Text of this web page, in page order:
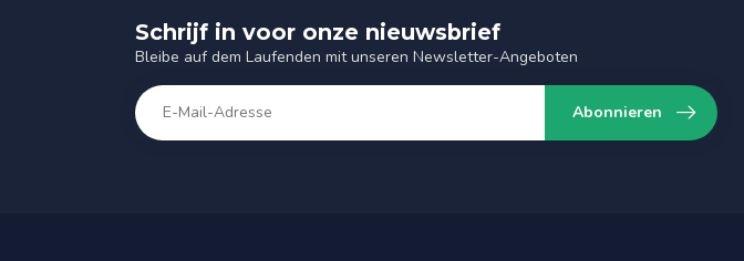
Schrijf in voor onze nieuwsbrief
Bleibe auf dem Laufenden mit unseren Newsletter-Angeboten
Abonnieren